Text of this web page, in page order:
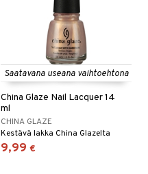
Saatavana useana vaihtoehtona
China Glaze Nail Lacquer 14
ml
CHINA GLAZE
Kestävä lakka China Glazelta
9,99 €